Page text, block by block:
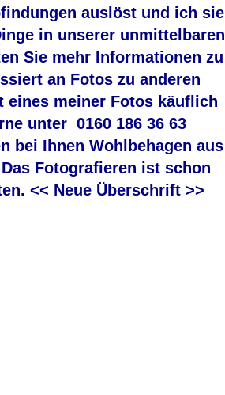
auslöst und ich sie
in unserer unmittelbaren
Sie mehr Informationen zu
an Fotos zu anderen
eines meiner Fotos käuflich
unter 0160 186 36 63
bei Ihnen Wohlbehagen aus
Fotografieren ist schon
<< Neue Überschrift >>